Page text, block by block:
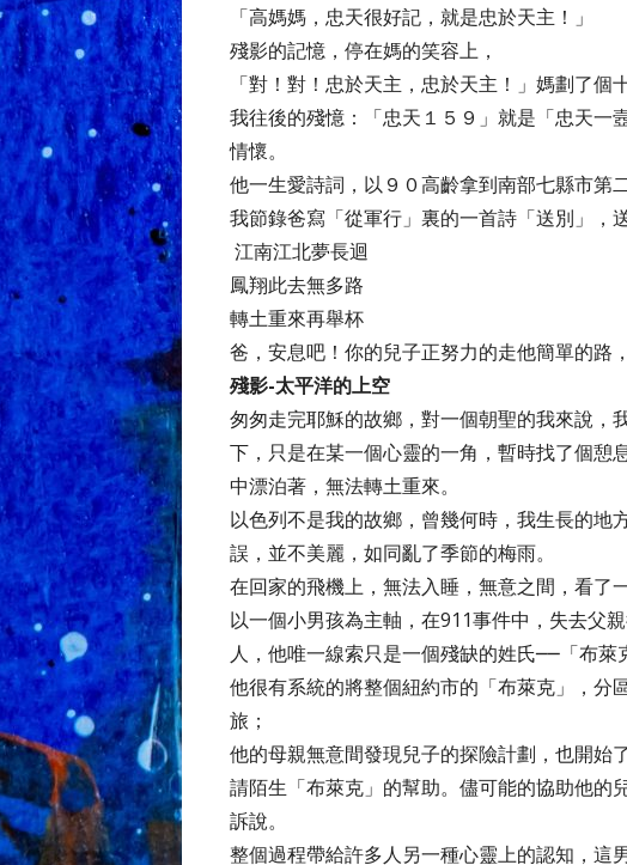
「高媽媽，忠天很好記，就是忠於天主！」
殘影的記憶，停在媽的笑容上，
「對！對！忠於天主，忠於天主！」媽劃了個
我往後的殘憶：「忠天１５９」就是「忠天一
情懷。
他一生愛詩詞，以９０高齡拿到南部七縣市第二
我節錄爸寫「從軍行」裏的一首詩「送別」，
江南江北夢長迴
鳳翔此去無多路
轉土重來再舉杯
爸，安息吧！你的兒子正努力的走他簡單的路
殘影-太平洋的上空
匆匆走完耶穌的故鄉，對一個朝聖的我來說，
下，只是在某一個心靈的一角，暫時找了個憩
中漂泊著，無法轉土重來。
以色列不是我的故鄉，曾幾何時，我生長的地
誤，並不美麗，如同亂了季節的梅雨。
在回家的飛機上，無法入睡，無意之間，看了
以一個小男孩為主軸，在911事件中，失去父
人，他唯一線索只是一個殘缺的姓氏──「布萊
他很有系統的將整個紐約市的「布萊克」，分
旅；
他的母親無意間發現兒子的探險計劃，也開始
請陌生「布萊克」的幫助。儘可能的協助他的
訴說。
整個過程帶給許多人另一種心靈上的認知，這